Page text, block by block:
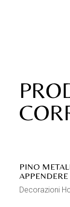
PINO
APPENDERE
Decorazioni